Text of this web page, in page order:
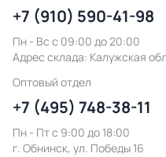
+7 (910) 590-41-98
Пн - Вс с 09:00 до 20:00
Адрес склада: Калужская
Оптовый отдел
+7 (495) 748-38-11
Пн - Пт c 9:00 до 18:00
г. Обнинск, ул. Победы 16